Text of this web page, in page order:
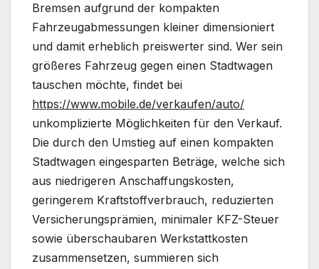
Bremsen aufgrund der kompakten
Fahrzeugabmessungen kleiner dimensioniert
und damit erheblich preiswerter sind. Wer sein
größeres Fahrzeug gegen einen Stadtwagen
tauschen möchte, findet bei
https://www.mobile.de/verkaufen/auto/
unkomplizierte Möglichkeiten für den Verkauf.
Die durch den Umstieg auf einen kompakten
Stadtwagen eingesparten Beträge, welche sich
aus niedrigeren Anschaffungskosten,
geringerem Kraftstoffverbrauch, reduzierten
Versicherungsprämien, minimaler KFZ-Steuer
sowie überschaubaren Werkstattkosten
zusammensetzen, summieren sich